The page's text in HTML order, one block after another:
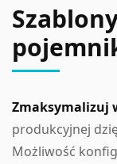
Zmaksymalizuj
produkcyjnej
Możliwość